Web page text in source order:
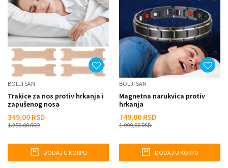
BOLJI SAN
Trakice za nos protiv hrkanja i
zapušenog nosa
349,00 RSD
1.250,00RSD
DODAJ U KORPU
BOLJI SAN
Magnetna narukvica protiv
hrkanja
749,00 RSD
1.999,00RSD
DODAJ U KORPU